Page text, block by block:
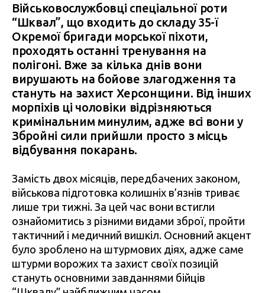
Військовослужбовці спеціальної роти
“Шквал”, що входить до складу 35-ї
Окремої бригади морської піхоти,
проходять останні тренування на
полігоні. Вже за кілька днів вони
вирушають на бойове злагодження та
стануть на захист Херсонщини. Від інших
морпіхів ці чоловіки відрізняються
кримінальним минулим, адже всі вони у
Збройні сили прийшли просто з місць
відбування покарань.
Замість двох місяців, передбачених законом,
військова підготовка колишніх в’язнів триває
лише три тижні. За цей час вони встигли
ознайомитись з різними видами зброї, пройти
тактичний і медичний вишкіл. Основний акцент
було зроблено на штурмових діях, адже саме
штурми ворожих та захист своїх позицій
стануть основними завданнями бійців